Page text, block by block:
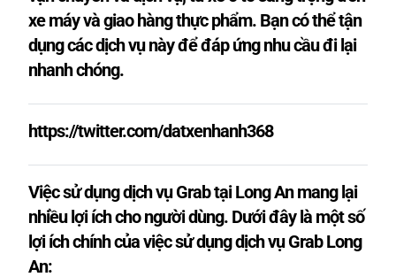
xe máy và giao hàng thực phẩm. Bạn có thể tận
dụng các dịch vụ này để đáp ứng nhu cầu đi lại
nhanh chóng.
https://twitter.com/datxenhanh368
Việc sử dụng dịch vụ Grab tại Long An mang lại
nhiều lợi ích cho người dùng. Dưới đây là một số
lợi ích chính của việc sử dụng dịch vụ Grab Long
An: